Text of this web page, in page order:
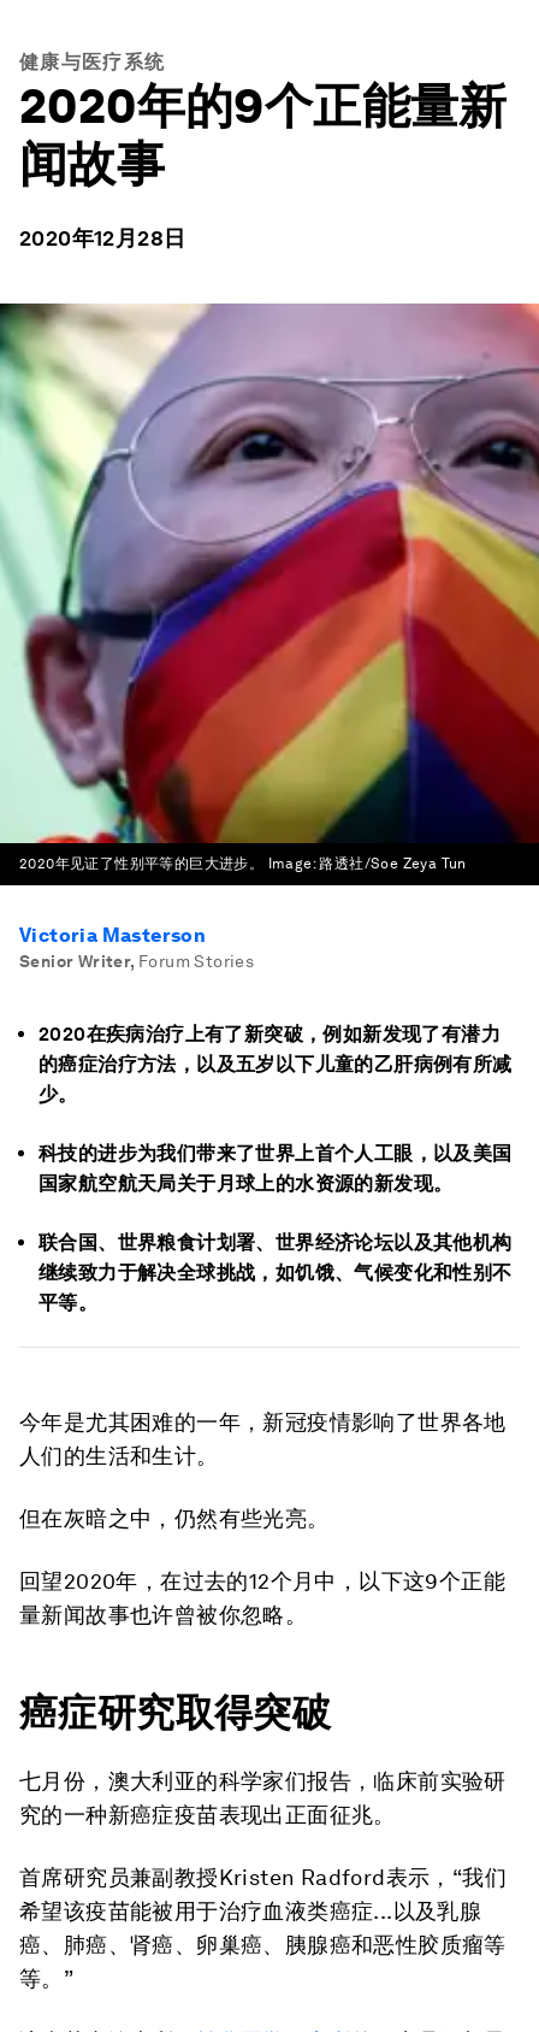
健康与医疗系统
2020年的9个正能量新
闻故事
2020年12月28日
2020年见证了性别平等的巨大进步。 Image:路透社/Soe Zeya Tun
Victoria Masterson
Senior Writer, Forum Stories
2020在疾病治疗上有了新突破，例如新发现了有潜力
的癌症治疗方法，以及五岁以下儿童的乙肝病例有所减
少。
科技的进步为我们带来了世界上首个人工眼，以及美国
国家航空航天局关于月球上的水资源的新发现。
联合国、世界粮食计划署、世界经济论坛以及其他机构
继续致力于解决全球挑战，如饥饿、气候变化和性别不
平等。
今年是尤其困难的一年，新冠疫情影响了世界各地
人们的生活和生计。
但在灰暗之中，仍然有些光亮。
回望2020年，在过去的12个月中，以下这9个正能
量新闻故事也许曾被你忽略。
癌症研究取得突破
七月份，澳大利亚的科学家们报告，临床前实验研
究的一种新癌症疫苗表现出正面征兆。
首席研究员兼副教授Kristen Radford表示，“我们
希望该疫苗能被用于治疗血液类癌症...以及乳腺
癌、肺癌、肾癌、卵巢癌、胰腺癌和恶性胶质瘤等
等。”